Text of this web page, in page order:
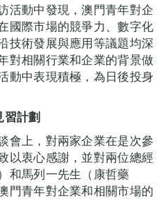
活動中發現，澳門青年對企
國際市場的競爭力、數字化
技術發展與應用等議題均深
對相關行業和企業的背景做
動中表現積極，為日後投身
習計劃
會上，對兩家企業在是次參
以衷心感謝，並對兩位總經
和馬列一先生（康哲藥
門青年對企業和相關市場的